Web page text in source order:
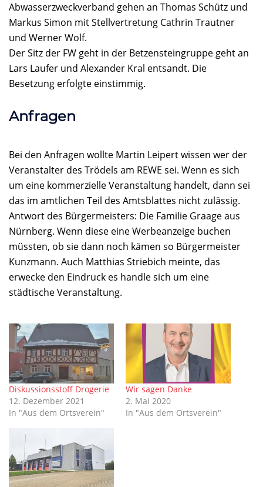
Abwasserzweckverband gehen an Thomas Schütz und
Markus Simon mit Stellvertretung Cathrin Trautner
und Werner Wolf.
Der Sitz der FW geht in der Betzensteingruppe geht an
Lars Laufer und Alexander Kral entsandt. Die
Besetzung erfolgte einstimmig.
Anfragen
Bei den Anfragen wollte Martin Leipert wissen wer der
Veranstalter des Trödels am REWE sei. Wenn es sich
um eine kommerzielle Veranstaltung handelt, dann sei
das im amtlichen Teil des Amtsblattes nicht zulässig.
Antwort des Bürgermeisters: Die Familie Graage aus
Nürnberg. Wenn diese eine Werbeanzeige buchen
müssten, ob sie dann noch kämen so Bürgermeister
Kunzmann. Auch Matthias Striebich meinte, das
erwecke den Eindruck es handle sich um eine
städtische Veranstaltung.
Diskussionsstoff Drogerie
12. Dezember 2021
In "Aus dem Ortsverein"
Wir sagen Danke
2. Mai 2020
In "Aus dem Ortsverein"